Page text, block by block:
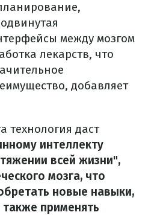
между мозгом
лекарств, что
добавляет
технология даст
интеллекту
всей жизни",
мозга, что
новые навыки,
также применять